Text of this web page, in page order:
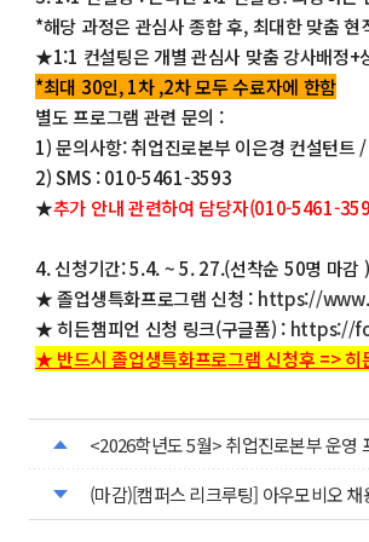
*해당 과정은 관심사 종합 후, 최대한 맞춤
★1:1 컨설팅은 개별 관심사 맞춤 강사배정+
*최대 30인, 1차 ,2차 모두 수료자에 한함
별도 프로그램 관련 문의 :
1) 문의사항: 취업진로본부 이은경 컨설
2) SMS : 010-5461-3593
★추가 안내 관련하여 담당자(010-5461-
4. 신청기간: 5.4. ~ 5. 27.(선착순 50명 마감 )
★ 졸업생특화프로그램 신청 : https://
★ 히든챔피언 신청 링크(구글폼) : https://
★ 반드시 졸업생특화프로그램 신청후 => 히
<2026학년도 5월> 취업진로본부 운영
(마감)[캠퍼스 리크루팅] 아우모비오